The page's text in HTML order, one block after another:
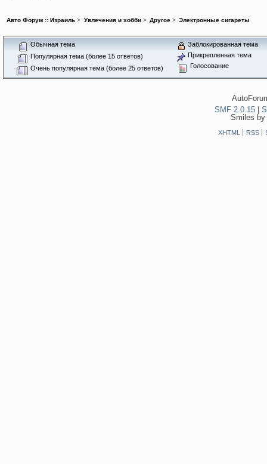
Авто Форум :: Израиль > Увлечения и хобби> Другое> Электронные сигареты
Обычная тема
Популярная тема (более 15 ответов)
Очень популярная тема (более 25 ответов)
Заблокированная тема
Прикрепленная тема
Голосование
SMF 2.0.15
Smiles
XHTML RSS